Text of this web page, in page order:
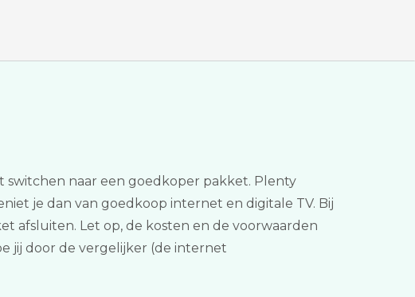
naar een goedkoper pakket. Plenty
je dan van goedkoop internet en digitale TV. Bij
afsluiten. Let op, de kosten en de voorwaarden
jij door de vergelijker (de internet